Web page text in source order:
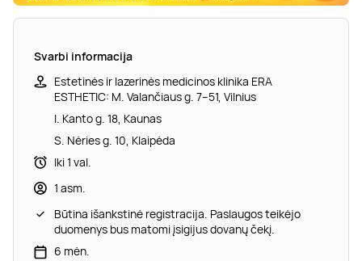
Svarbi informacija
Estetinės ir lazerinės medicinos klinika ERA
ESTHETIC: M. Valančiaus g. 7–51, Vilnius
I. Kanto g. 18, Kaunas
S. Nėries g. 10, Klaipėda
Iki 1 val.
1 asm.
Būtina išankstinė registracija. Paslaugos teikėjo
duomenys bus matomi įsigijus dovanų čekį.
6 mėn.